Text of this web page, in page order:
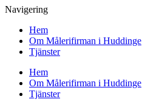
Navigering
Hem
Om Målerifirman i Huddinge
Tjänster
Hem
Om Målerifirman i Huddinge
Tjänster